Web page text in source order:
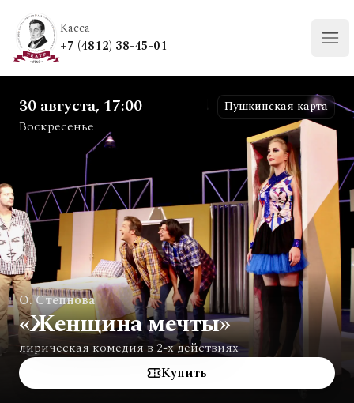
Касса
+7 (4812) 38-45-01
30 августа, 17:00
Воскресенье
Пушкинская карта
О. Степнова
«Женщина мечты»
лирическая комедия в 2-х действиях
Купить